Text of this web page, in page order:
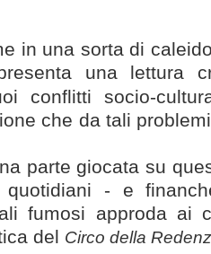
in una sorta di
una
lettura
conflitti socio-
che da tali
parte giocata su
quotidiani - e
fumosi approda ai
del Circo della